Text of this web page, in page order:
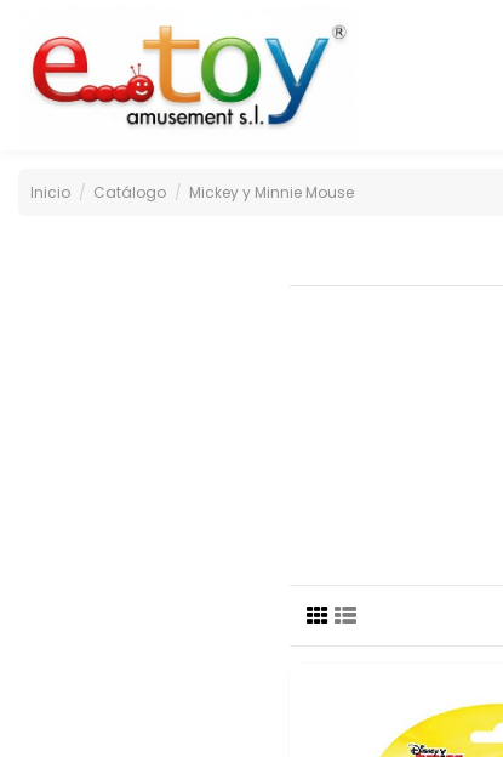
Inicio Catálogo Mickey y Minnie Mouse